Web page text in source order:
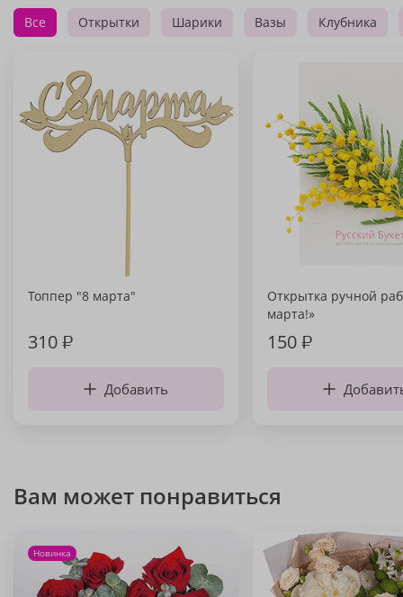
Все Открытки Шарики Вазы Клубника
Топпер "8 марта"
310₽
Добавить
Открытка ручной
марта!»
150₽
Вам может понравиться
Новинка